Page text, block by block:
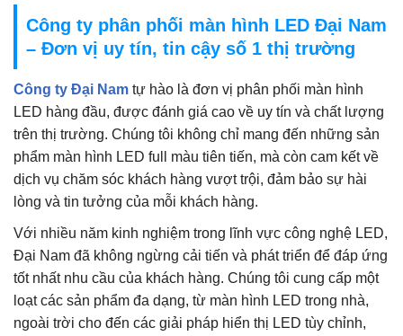
Công ty phân phối màn hình LED Đại Nam
– Đơn vị uy tín, tin cậy số 1 thị trường
Công ty Đại Nam tự hào là đơn vị phân phối màn hình
LED hàng đầu, được đánh giá cao về uy tín và chất lượng
trên thị trường. Chúng tôi không chỉ mang đến những sản
phẩm màn hình LED full màu tiên tiến, mà còn cam kết về
dịch vụ chăm sóc khách hàng vượt trội, đảm bảo sự hài
lòng và tin tưởng của mỗi khách hàng.
Với nhiều năm kinh nghiệm trong lĩnh vực công nghệ LED,
Đại Nam đã không ngừng cải tiến và phát triển để đáp ứng
tốt nhất nhu cầu của khách hàng. Chúng tôi cung cấp một
loạt các sản phẩm đa dạng, từ màn hình LED trong nhà,
ngoài trời cho đến các giải pháp hiển thị LED tùy chỉnh,